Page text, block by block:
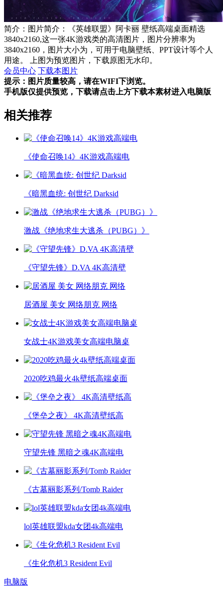
简介：图片简介：《英雄联盟》阿卡丽 壁纸高端桌面精选
3840x2160,这一张4K游戏类的高清图片，图片分辨率为
3840x2160，图片大小为，可用于电脑壁纸、PPT设计等个人
用途。 上图为预览图片，下载原图无水印。
会员中心 下载本图片
提示：图片质量较高，请在WIFI下浏览。
手机版仅提供预览，下载请点击上方下载本素材进入电脑版
相关推荐
《使命召唤14》4K游戏高端电
《暗黑血统: 创世纪 Darksid
激战《绝地求生大逃杀（PUBG）》
《守望先锋》D.VA 4K高清壁
居酒屋 美女 网络朋克 网络
女战士4K游戏美女高端电脑桌
2020吃鸡最火4k壁纸高端桌面
《堡垒之夜》 4K高清壁纸高
守望先锋 黑暗之魂4K高端电
《古墓丽影系列/Tomb Raider
lol英雄联盟kda女团4k高端电
《生化危机3 Resident Evil
电脑版